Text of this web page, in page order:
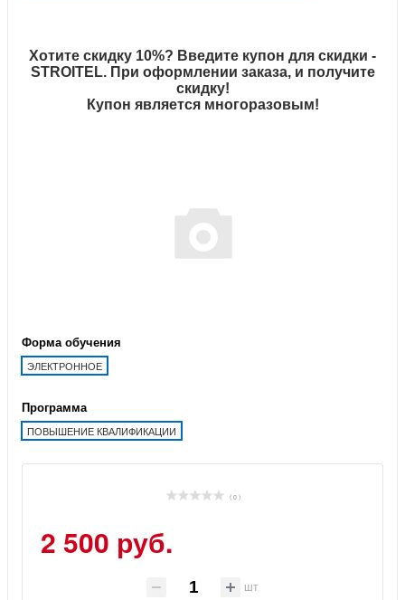
Хотите скидку 10%? Введите купон для скидки -
STROITEL. При оформлении заказа, и получите
скидку!
Купон является многоразовым!
Форма обучения
ЭЛЕКТРОННОЕ
Программа
ПОВЫШЕНИЕ КВАЛИФИКАЦИИ
( 0 )
2 500 руб.
шт